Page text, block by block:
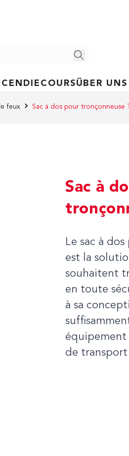
COURSÜBER UNS
feux Sac à dos pour tronçonneuse
Sac à
Le sac à
est la
souhaitent
en toute
à sa
de